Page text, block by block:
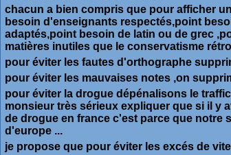
chacun a bien compris que pour afficher
besoin d'enseignants respectés,point
adaptés,point besoin de latin ou de grec
matières inutiles que le conservatisme
pour éviter les fautes d'orthographe
pour éviter les mauvaises notes ,on
pour éviter la drogue dépénalisons le
monsieur très sérieux expliquer que si il y
de drogue en france c'est parce que notre
d'europe ...
je propose que pour éviter les excés de